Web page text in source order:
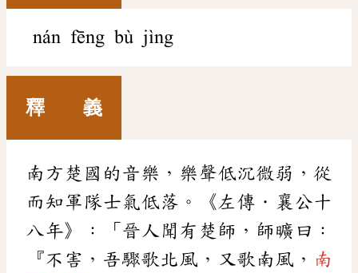
nán fēng bù jìng
釋 義
南方楚國的音樂，樂聲低沉微弱，從
而知軍隊士氣低落。《左傳．襄公十
八年》：「晉人聞有楚師，師曠曰：
『不害，吾驟歌北風，又歌南風， 南